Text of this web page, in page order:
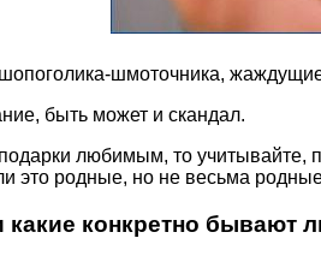
шмоточника,
быть может и скандал.
любимым, то учитывайте,
это родные, но не весьма
какие конкретно бывают